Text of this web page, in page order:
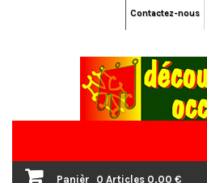
Contactez-nous
Panièr 0 Articles 0,00 €